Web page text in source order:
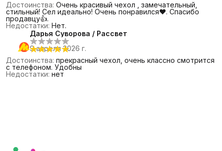
1 звезда
Достоинства: Очень красивый чехол , замечательный,
стильный! Сел идеально! Очень понравился❤️. Спасибо
продавцу👍.
Недостатки: Нет.
Дарья Суворова / Рассвет
9 апреля 2026 г.
Достоинства: прекрасный чехол, очень классно смотрится
с телефоном. Удобны
Недостатки: нет